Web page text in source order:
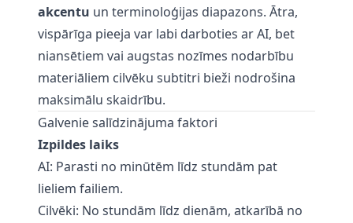
akcentu un terminoloģijas diapazons. Ātra,
vispārīga pieeja var labi darboties ar AI, bet
niansētiem vai augstas nozīmes nodarbību
materiāliem cilvēku subtitri bieži nodrošina
maksimālu skaidrību.
Galvenie salīdzinājuma faktori
Izpildes laiks
AI: Parasti no minūtēm līdz stundām pat
lieliem failiem.
Cilvēki: No stundām līdz dienām, atkarībā no